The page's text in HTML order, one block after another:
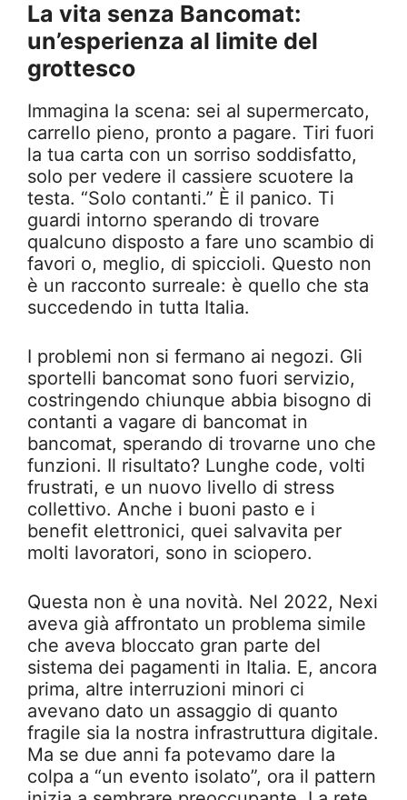
La vita senza Bancomat:
un’esperienza al limite del
grottesco
Immagina la scena: sei al supermercato,
carrello pieno, pronto a pagare. Tiri fuori
la tua carta con un sorriso soddisfatto,
solo per vedere il cassiere scuotere la
testa. “Solo contanti.” È il panico. Ti
guardi intorno sperando di trovare
qualcuno disposto a fare uno scambio di
favori o, meglio, di spiccioli. Questo non
è un racconto surreale: è quello che sta
succedendo in tutta Italia.
I problemi non si fermano ai negozi. Gli
sportelli bancomat sono fuori servizio,
costringendo chiunque abbia bisogno di
contanti a vagare di bancomat in
bancomat, sperando di trovarne uno che
funzioni. Il risultato? Lunghe code, volti
frustrati, e un nuovo livello di stress
collettivo. Anche i buoni pasto e i
benefit elettronici, quei salvavita per
molti lavoratori, sono in sciopero.
Questa non è una novità. Nel 2022, Nexi
aveva già affrontato un problema simile
che aveva bloccato gran parte del
sistema dei pagamenti in Italia. E, ancora
prima, altre interruzioni minori ci
avevano dato un assaggio di quanto
fragile sia la nostra infrastruttura digitale.
Ma se due anni fa potevamo dare la
colpa a “un evento isolato”, ora il pattern